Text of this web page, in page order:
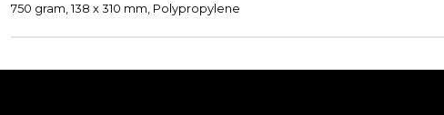
750 gram, 138 x 310 mm, Polypropylene